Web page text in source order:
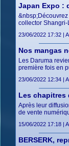
Japan Expo :
collector Shangri-
23/06/2022 17:32 |
Nos mangas
Les Daruma
première fois en
23/06/2022 12:34 |
Les chapitres
Après leur
de vente
15/06/2022 17:18 |
BERSERK,